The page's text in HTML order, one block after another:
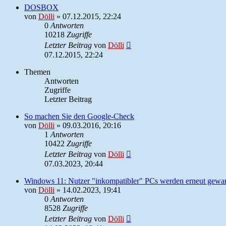
DOSBOX
von Dölli » 07.12.2015, 22:24
0 Antworten
10218 Zugriffe
Letzter Beitrag von Dölli
07.12.2015, 22:24
Themen
Antworten
Zugriffe
Letzter Beitrag
So machen Sie den Google-Check
von Dölli » 09.03.2016, 20:16
1 Antworten
10422 Zugriffe
Letzter Beitrag von Dölli
07.03.2023, 20:44
Windows 11: Nutzer "inkompatibler" PCs werden erneut
von Dölli » 14.02.2023, 19:41
0 Antworten
8528 Zugriffe
Letzter Beitrag von Dölli